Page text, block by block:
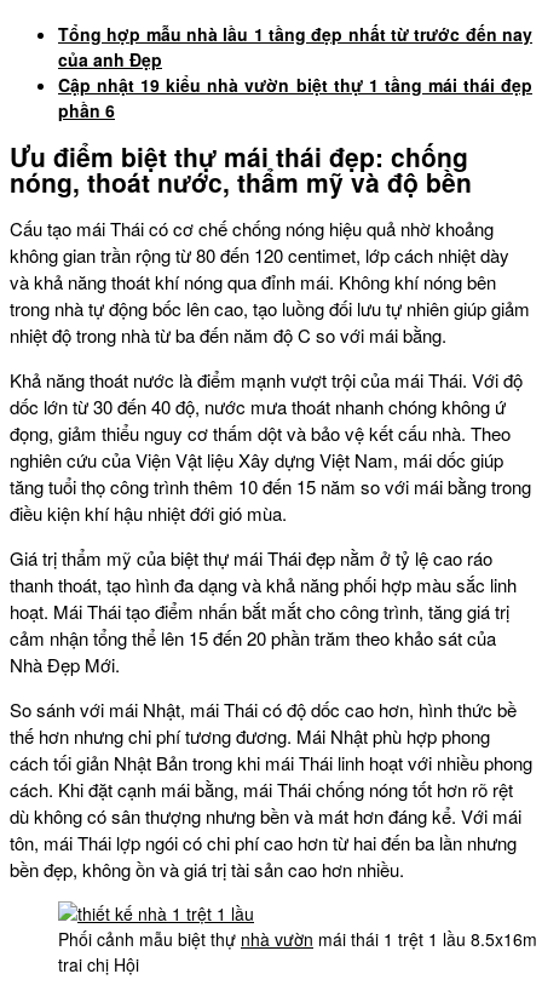
Tổng hợp mẫu nhà lầu 1 tầng đẹp nhất từ trước đến nay
của anh Đẹp
Cập nhật 19 kiểu nhà vườn biệt thự 1 tầng mái thái đẹp
phần 6
Ưu điểm biệt thự mái thái đẹp: chống
nóng, thoát nước, thẩm mỹ và độ bền
Cấu tạo mái Thái có cơ chế chống nóng hiệu quả nhờ khoảng
không gian trần rộng từ 80 đến 120 centimet, lớp cách nhiệt dày
và khả năng thoát khí nóng qua đỉnh mái. Không khí nóng bên
trong nhà tự động bốc lên cao, tạo luồng đối lưu tự nhiên giúp giảm
nhiệt độ trong nhà từ ba đến năm độ C so với mái bằng.
Khả năng thoát nước là điểm mạnh vượt trội của mái Thái. Với độ
dốc lớn từ 30 đến 40 độ, nước mưa thoát nhanh chóng không ứ
đọng, giảm thiểu nguy cơ thấm dột và bảo vệ kết cấu nhà. Theo
nghiên cứu của Viện Vật liệu Xây dựng Việt Nam, mái dốc giúp
tăng tuổi thọ công trình thêm 10 đến 15 năm so với mái bằng trong
điều kiện khí hậu nhiệt đới gió mùa.
Giá trị thẩm mỹ của biệt thự mái Thái đẹp nằm ở tỷ lệ cao ráo
thanh thoát, tạo hình đa dạng và khả năng phối hợp màu sắc linh
hoạt. Mái Thái tạo điểm nhấn bắt mắt cho công trình, tăng giá trị
cảm nhận tổng thể lên 15 đến 20 phần trăm theo khảo sát của
Nhà Đẹp Mới.
So sánh với mái Nhật, mái Thái có độ dốc cao hơn, hình thức bề
thế hơn nhưng chi phí tương đương. Mái Nhật phù hợp phong
cách tối giản Nhật Bản trong khi mái Thái linh hoạt với nhiều phong
cách. Khi đặt cạnh mái bằng, mái Thái chống nóng tốt hơn rõ rệt
dù không có sân thượng nhưng bền và mát hơn đáng kể. Với mái
tôn, mái Thái lợp ngói có chi phí cao hơn từ hai đến ba lần nhưng
bền đẹp, không ồn và giá trị tài sản cao hơn nhiều.
Phối cảnh mẫu biệt thự nhà vườn mái thái 1 trệt 1 lầu
trai chị Hội